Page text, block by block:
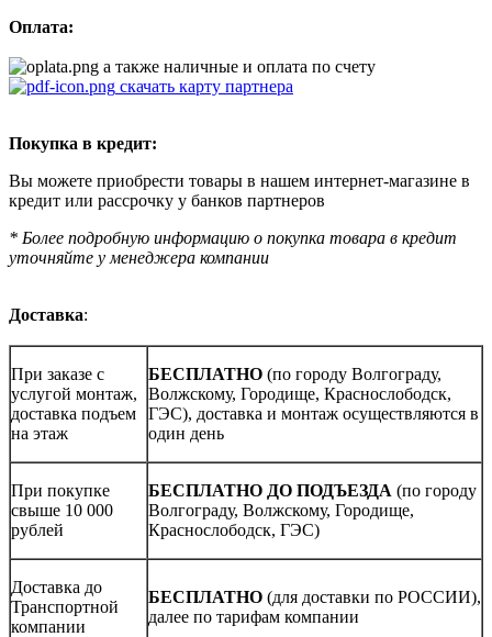
Оплата:
а также наличные и оплата по счету
скачать карту партнера
Покупка в кредит:
Вы можете приобрести товары в нашем интернет-магазине в
кредит или рассрочку у банков партнеров
* Более подробную информацию о покупка товара в кредит
уточняйте у менеджера компании
Доставка:
При заказе с
услугой монтаж,
доставка подъем
на этаж
БЕСПЛАТНО (по городу Волгограду,
Волжскому, Городище, Краснослободск,
ГЭС), доставка и монтаж осуществляются в
один день
При покупке
свыше 10 000
рублей
БЕСПЛАТНО ДО ПОДЪЕЗДА (по городу
Волгограду, Волжскому, Городище,
Краснослободск, ГЭС)
Доставка до
Транспортной
компании
БЕСПЛАТНО (для доставки по РОССИИ),
далее по тарифам компании